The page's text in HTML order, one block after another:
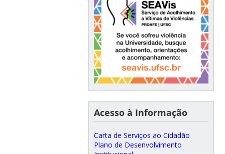
Acesso à Informação
Carta de Serviços ao Cidadão
Plano de Desenvolvimento